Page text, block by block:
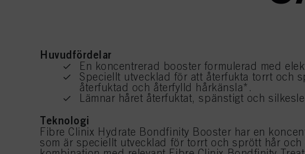
Huvudfördelar
En koncentrerad booster formulerad med
Speciellt utvecklad för att återfukta torrt och
återfuktad och återfylld hårkänsla*.
Lämnar håret återfuktat, spänstigt och
Teknologi
Fibre Clinix Hydrate Bondfinity Booster har en
som är speciellt utvecklad för torrt och sprött hår och